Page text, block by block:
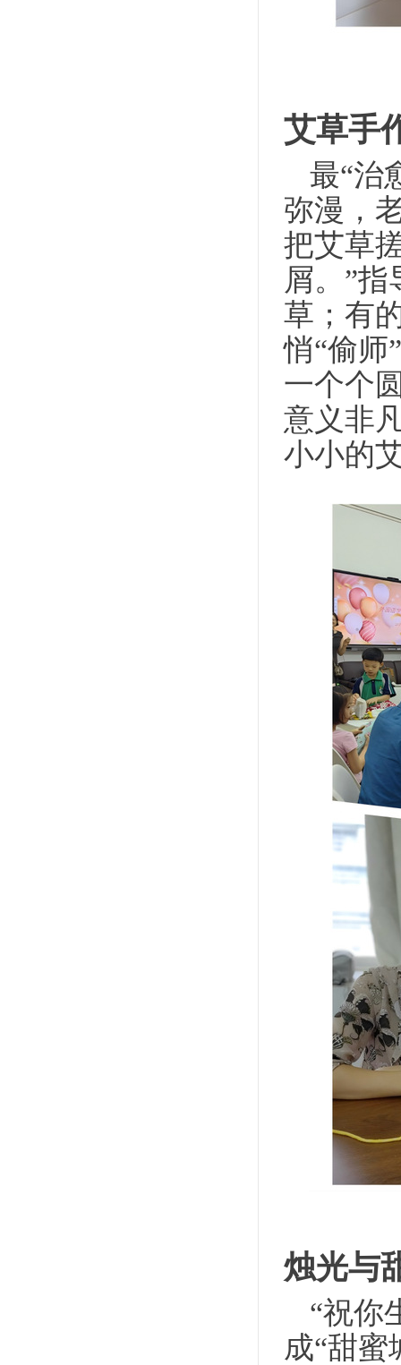
艾草手
最“治
弥漫，
把艾草
屑。”
草；有
悄“偷师
一个个
意义非
小小的
烛光与
“祝你
成“甜